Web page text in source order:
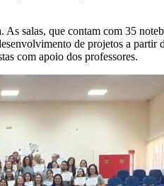
salas, que contam com 35
de projetos a
com apoio dos professores.